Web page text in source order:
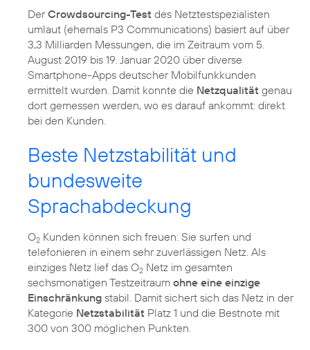
DerCrowdsourcing-Test des Netztestspezialisten
umlaut (ehemals P3 Communications) basiert auf über
3,3 Milliarden Messungen, die im Zeitraum vom 5.
August 2019 bis 19. Januar 2020 über diverse
Smartphone-Apps deutscher Mobilfunkkunden
ermittelt wurden. Damit konnte die Netzqualität genau
dort gemessen werden, wo es darauf ankommt: direkt
bei den Kunden.
Beste Netzstabilität und
bundesweite
Sprachabdeckung
O2 Kunden können sich freuen: Sie surfen und
telefonieren in einem sehr zuverlässigen Netz. Als
einziges Netz lief das O2 Netz im gesamten
sechsmonatigen Testzeitraum ohne eine einzige
Einschränkung stabil. Damit sichert sich das Netz in der
Kategorie Netzstabilität Platz 1 und die Bestnote mit
300 von 300 möglichen Punkten.